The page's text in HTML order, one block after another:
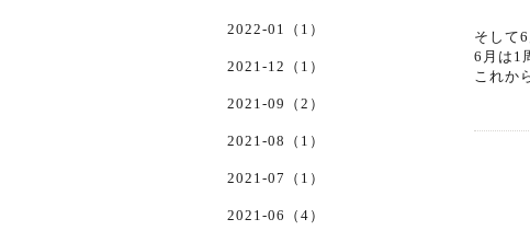
そして
6月は1
これか
2022-01（1）
2021-12（1）
2021-09（2）
2021-08（1）
2021-07（1）
2021-06（4）